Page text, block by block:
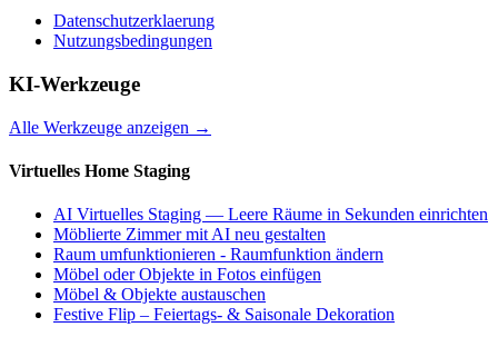
Datenschutzerklaerung
Nutzungsbedingungen
KI-Werkzeuge
Alle Werkzeuge anzeigen →
Virtuelles Home Staging
AI Virtuelles Staging — Leere Räume in Sekunden einrichten
Möblierte Zimmer mit AI neu gestalten
Raum umfunktionieren - Raumfunktion ändern
Möbel oder Objekte in Fotos einfügen
Möbel & Objekte austauschen
Festive Flip – Feiertags- & Saisonale Dekoration